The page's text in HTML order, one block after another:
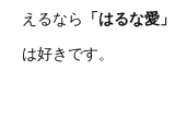
えるなら
「はるな愛」
は好きです。